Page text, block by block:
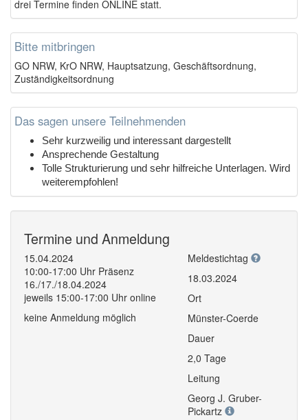
drei Termine finden ONLINE statt.
Bitte mitbringen
GO NRW, KrO NRW, Hauptsatzung, Geschäftsordnung,
Zuständigkeitsordnung
Das sagen unsere Teilnehmenden
Sehr kurzweilig und interessant dargestellt
Ansprechende Gestaltung
Tolle Strukturierung und sehr hilfreiche Unterlagen. Wird
weiterempfohlen!
Termine und Anmeldung
15.04.2024
10:00-17:00 Uhr Präsenz
16./17./18.04.2024
jeweils 15:00-17:00 Uhr online
keine Anmeldung möglich
Meldestichtag
18.03.2024
Ort
Münster-Coerde
Dauer
2,0 Tage
Leitung
Georg J. Gruber-
Pickartz